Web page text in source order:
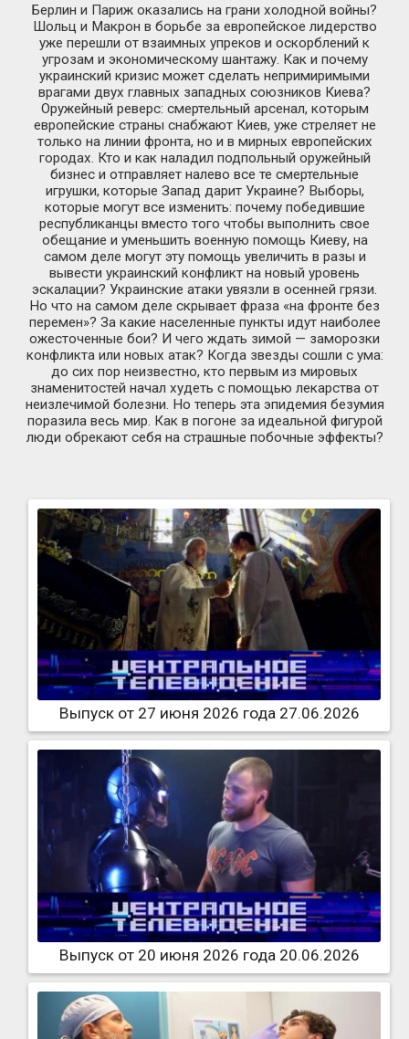
Берлин и Париж оказались на грани холодной войны?
Шольц и Макрон в борьбе за европейское лидерство
уже перешли от взаимных упреков и оскорблений к
угрозам и экономическому шантажу. Как и почему
украинский кризис может сделать непримиримыми
врагами двух главных западных союзников Киева?
Оружейный реверс: смертельный арсенал, которым
европейские страны снабжают Киев, уже стреляет не
только на линии фронта, но и в мирных европейских
городах. Кто и как наладил подпольный оружейный
бизнес и отправляет налево все те смертельные
игрушки, которые Запад дарит Украине? Выборы,
которые могут все изменить: почему победившие
республиканцы вместо того чтобы выполнить свое
обещание и уменьшить военную помощь Киеву, на
самом деле могут эту помощь увеличить в разы и
вывести украинский конфликт на новый уровень
эскалации? Украинские атаки увязли в осенней грязи.
Но что на самом деле скрывает фраза «на фронте без
перемен»? За какие населенные пункты идут наиболее
ожесточенные бои? И чего ждать зимой — заморозки
конфликта или новых атак? Когда звезды сошли с ума:
до сих пор неизвестно, кто первым из мировых
знаменитостей начал худеть с помощью лекарства от
неизлечимой болезни. Но теперь эта эпидемия безумия
поразила весь мир. Как в погоне за идеальной фигурой
люди обрекают себя на страшные побочные эффекты?
Выпуск от 27 июня 2026 года 27.06.2026
Выпуск от 20 июня 2026 года 20.06.2026